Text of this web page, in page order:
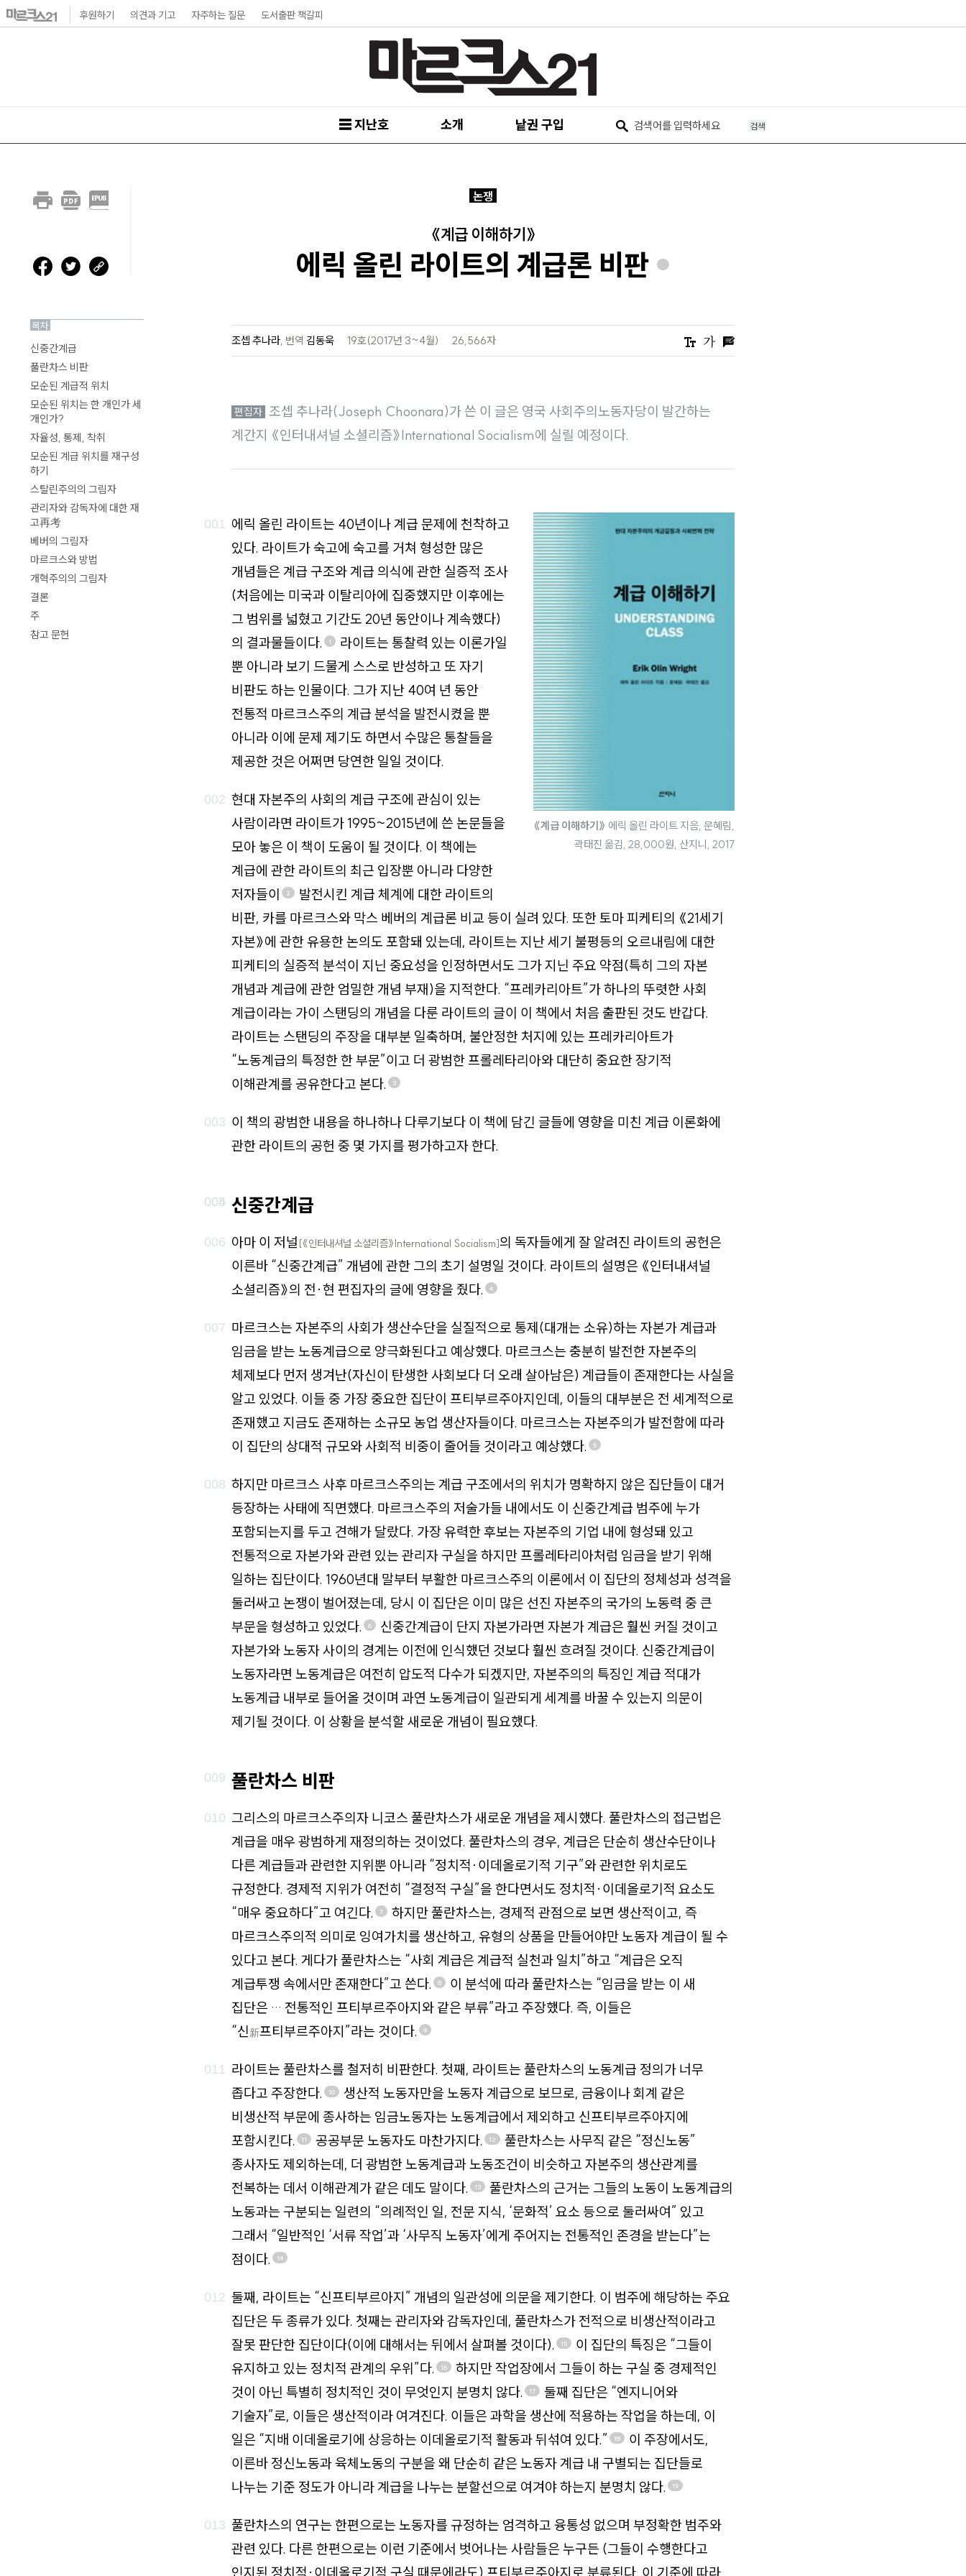
본
메
후원하기 의견과 기고 자주하는 질문 도서출판 책갈피
☰ 지난호 소개 낱권 구입 검색
목차
신중간계급
풀란차스 비판
모순된 계급적 위치
모순된 위치는 한 개인가 세
개인가?
자율성, 통제, 착취
모순된 계급 위치를 재구성
하기
스탈린주의의 그림자
관리자와 감독자에 대한 재
고再考
베버의 그림자
마르크스와 방법
개혁주의의 그림자
결론
주
참고 문헌
논쟁
《계급 이해하기》
에릭 올린 라이트의 계급론 비판
조셉 추나라, 번역 김동욱 19호(2017년 3~4월) 26,566자
조셉 추나라(Joseph Choonara)가 쓴 이 글은 영국 사회주의노동자당이 발간하는
계간지 《인터내셔널 소셜리즘》International Socialism에 실릴 예정이다.
《계급 이해하기》 에릭 올린 라이트 지음, 문혜림,
곽태진 옮김, 28,000원, 산지니, 2017
에릭 올린 라이트는 40년이나 계급 문제에 천착하고
있다. 라이트가 숙고에 숙고를 거쳐 형성한 많은
개념들은 계급 구조와 계급 의식에 관한 실증적 조사
(처음에는 미국과 이탈리아에 집중했지만 이후에는
그 범위를 넓혔고 기간도 20년 동안이나 계속했다)
의 결과물들이다.
1
라이트는 통찰력 있는 이론가일
뿐 아니라 보기 드물게 스스로 반성하고 또 자기
비판도 하는 인물이다. 그가 지난 40여 년 동안
전통적 마르크스주의 계급 분석을 발전시켰을 뿐
아니라 이에 문제 제기도 하면서 수많은 통찰들을
제공한 것은 어쩌면 당연한 일일 것이다.
현대 자본주의 사회의 계급 구조에 관심이 있는
사람이라면 라이트가 1995~2015년에 쓴 논문들을
모아 놓은 이 책이 도움이 될 것이다. 이 책에는
계급에 관한 라이트의 최근 입장뿐 아니라 다양한
저자들이
2
발전시킨 계급 체계에 대한 라이트의
비판, 카를 마르크스와 막스 베버의 계급론 비교 등이 실려 있다. 또한 토마 피케티의 《21세기
자본》에 관한 유용한 논의도 포함돼 있는데, 라이트는 지난 세기 불평등의 오르내림에 대한
피케티의 실증적 분석이 지닌 중요성을 인정하면서도 그가 지닌 주요 약점(특히 그의 자본
개념과 계급에 관한 엄밀한 개념 부재)을 지적한다. “프레카리아트”가 하나의 뚜렷한 사회
계급이라는 가이 스탠딩의 개념을 다룬 라이트의 글이 이 책에서 처음 출판된 것도 반갑다.
라이트는 스탠딩의 주장을 대부분 일축하며, 불안정한 처지에 있는 프레카리아트가
“노동계급의 특정한 한 부문”이고 더 광범한 프롤레타리아와 대단히 중요한 장기적
이해관계를 공유한다고 본다.
3
이 책의 광범한 내용을 하나하나 다루기보다 이 책에 담긴 글들에 영향을 미친 계급 이론화에
관한 라이트의 공헌 중 몇 가지를 평가하고자 한다.
신중간계급
아마 이 저널 [《인터내셔널 소셜리즘》International Socialism]의 독자들에게 잘 알려진 라이트의 공헌은
이른바 “신중간계급” 개념에 관한 그의 초기 설명일 것이다. 라이트의 설명은 《인터내셔널
소셜리즘》의 전·현 편집자의 글에 영향을 줬다.
4
마르크스는 자본주의 사회가 생산수단을 실질적으로 통제(대개는 소유)하는 자본가 계급과
임금을 받는 노동계급으로 양극화된다고 예상했다. 마르크스는 충분히 발전한 자본주의
체제보다 먼저 생겨난(자신이 탄생한 사회보다 더 오래 살아남은) 계급들이 존재한다는 사실을
알고 있었다. 이들 중 가장 중요한 집단이 프티부르주아지인데, 이들의 대부분은 전 세계적으로
존재했고 지금도 존재하는 소규모 농업 생산자들이다. 마르크스는 자본주의가 발전함에 따라
이 집단의 상대적 규모와 사회적 비중이 줄어들 것이라고 예상했다.
5
하지만 마르크스 사후 마르크스주의는 계급 구조에서의 위치가 명확하지 않은 집단들이 대거
등장하는 사태에 직면했다. 마르크스주의 저술가들 내에서도 이 신중간계급 범주에 누가
포함되는지를 두고 견해가 달랐다. 가장 유력한 후보는 자본주의 기업 내에 형성돼 있고
전통적으로 자본가와 관련 있는 관리자 구실을 하지만 프롤레타리아처럼 임금을 받기 위해
일하는 집단이다. 1960년대 말부터 부활한 마르크스주의 이론에서 이 집단의 정체성과 성격을
둘러싸고 논쟁이 벌어졌는데, 당시 이 집단은 이미 많은 선진 자본주의 국가의 노동력 중 큰
부문을 형성하고 있었다.
6
신중간계급이 단지 자본가라면 자본가 계급은 훨씬 커질 것이고
자본가와 노동자 사이의 경계는 이전에 인식했던 것보다 훨씬 흐려질 것이다. 신중간계급이
노동자라면 노동계급은 여전히 압도적 다수가 되겠지만, 자본주의의 특징인 계급 적대가
노동계급 내부로 들어올 것이며 과연 노동계급이 일관되게 세계를 바꿀 수 있는지 의문이
제기될 것이다. 이 상황을 분석할 새로운 개념이 필요했다.
풀란차스 비판
그리스의 마르크스주의자 니코스 풀란차스가새로운 개념을 제시했다. 풀란차스의 접근법은
계급을 매우 광범하게 재정의하는 것이었다. 풀란차스의 경우, 계급은 단순히 생산수단이나
다른 계급들과 관련한 지위뿐 아니라 “정치적·이데올로기적 기구”와 관련한 위치로도
규정한다. 경제적 지위가 여전히 “결정적 구실”을 한다면서도 정치적·이데올로기적 요소도
“매우 중요하다”고 여긴다.
7
하지만 풀란차스는, 경제적 관점으로 보면 생산적이고, 즉
마르크스주의적 의미로 잉여가치를 생산하고, 유형의 상품을 만들어야만 노동자 계급이 될 수
있다고 본다. 게다가 풀란차스는 “사회 계급은 계급적 실천과 일치”하고 “계급은 오직
계급투쟁 속에서만 존재한다”고 쓴다.
8
이 분석에 따라 풀란차스는 “임금을 받는 이 새
집단은 … 전통적인 프티부르주아지와 같은 부류”라고 주장했다. 즉, 이들은
“신新프티부르주아지”라는 것이다. 9
라이트는 풀란차스를 철저히 비판한다. 첫째, 라이트는 풀란차스의 노동계급 정의가 너무
좁다고 주장한다.
10
생산적 노동자만을 노동자 계급으로 보므로, 금융이나 회계 같은
비생산적 부문에 종사하는 임금노동자는 노동계급에서 제외하고 신프티부르주아지에
포함시킨다.
11 공공부문 노동자도 마찬가지다. 12
풀란차스는 사무직 같은 “정신노동”
종사자도 제외하는데, 더 광범한 노동계급과 노동조건이 비슷하고 자본주의 생산관계를
전복하는 데서 이해관계가 같은 데도 말이다.
13
풀란차스의 근거는 그들의 노동이 노동계급의
노동과는 구분되는 일련의 “의례적인 일, 전문 지식, ‘문화적’ 요소 등으로 둘러싸여” 있고
그래서 “일반적인 ‘서류 작업’과 ‘사무직 노동자’에게 주어지는 전통적인 존경을 받는다”는
점이다.
14
둘째, 라이트는 “신프티부르아지” 개념의 일관성에 의문을 제기한다. 이 범주에 해당하는 주요
집단은 두 종류가 있다. 첫째는 관리자와 감독자인데, 풀란차스가 전적으로 비생산적이라고
잘못 판단한 집단이다(이에 대해서는 뒤에서 살펴볼 것이다).
15
이 집단의 특징은 “그들이
유지하고 있는 정치적 관계의 우위”다.
16
하지만 작업장에서 그들이 하는 구실 중 경제적인
것이 아닌 특별히 정치적인 것이 무엇인지 분명치 않다.
17
둘째 집단은 “엔지니어와
기술자”로, 이들은 생산적이라 여겨진다. 이들은 과학을 생산에 적용하는 작업을 하는데, 이
일은 “지배 이데올로기에 상응하는 이데올로기적 활동과 뒤섞여 있다.”
18
이 주장에서도,
이른바 정신노동과 육체노동의 구분을 왜 단순히 같은 노동자 계급 내 구별되는 집단들로
나누는 기준 정도가 아니라 계급을 나누는 분할선으로 여겨야 하는지 분명치 않다.
19
풀란차스의 연구는 한편으로는 노동자를 규정하는 엄격하고 융통성 없으며 부정확한 범주와
관련 있다. 다른 한편으로는 이런 기준에서 벗어나는 사람들은 누구든 (그들이 수행한다고
인지된 정치적·이데올로기적 구실 때문에라도) 프티부르주아지로 분류된다. 이 기준에 따라